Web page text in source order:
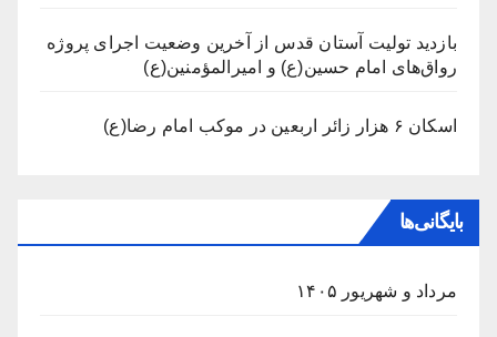
بازدید تولیت آستان قدس از آخرین وضعیت اجرای پروژه
رواق‌های امام حسین(ع) و امیرالمؤمنین(ع)
اسکان ۶ هزار زائر اربعین در موکب امام رضا(ع)
بایگانی‌ها
مرداد و شهریور ۱۴۰۵